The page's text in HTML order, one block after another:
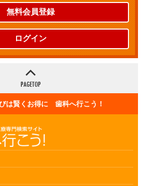
無料会員登録
ログイン
は賢くお得に 歯科へ行こう！